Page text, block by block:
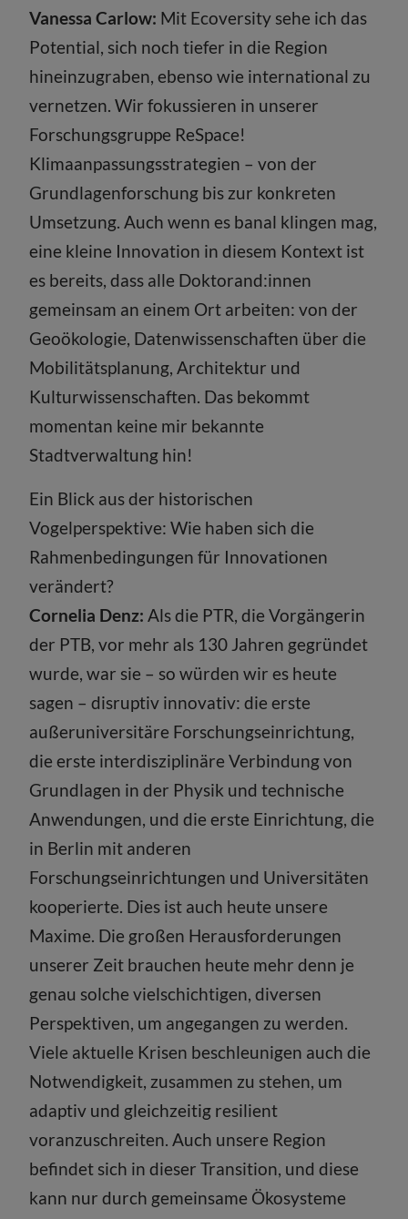
Vanessa Carlow: Mit Ecoversity sehe ich das
Potential, sich noch tiefer in die Region
hineinzugraben, ebenso wie international zu
vernetzen. Wir fokussieren in unserer
Forschungsgruppe ReSpace!
Klimaanpassungsstrategien – von der
Grundlagenforschung bis zur konkreten
Umsetzung. Auch wenn es banal klingen mag,
eine kleine Innovation in diesem Kontext ist
es bereits, dass alle Doktorand:innen
gemeinsam an einem Ort arbeiten: von der
Geoökologie, Datenwissenschaften über die
Mobilitätsplanung, Architektur und
Kulturwissenschaften. Das bekommt
momentan keine mir bekannte
Stadtverwaltung hin!
Ein Blick aus der historischen
Vogelperspektive: Wie haben sich die
Rahmenbedingungen für Innovationen
verändert?
Cornelia Denz:Als die PTR, die Vorgängerin
der PTB, vor mehr als 130 Jahren gegründet
wurde, war sie – so würden wir es heute
sagen – disruptiv innovativ: die erste
außeruniversitäre Forschungseinrichtung,
die erste interdisziplinäre Verbindung von
Grundlagen in der Physik und technische
Anwendungen, und die erste Einrichtung, die
in Berlin mit anderen
Forschungseinrichtungen und Universitäten
kooperierte. Dies ist auch heute unsere
Maxime. Die großen Herausforderungen
unserer Zeit brauchen heute mehr denn je
genau solche vielschichtigen, diversen
Perspektiven, um angegangen zu werden.
Viele aktuelle Krisen beschleunigen auch die
Notwendigkeit, zusammen zu stehen, um
adaptiv und gleichzeitig resilient
voranzuschreiten. Auch unsere Region
befindet sich in dieser Transition, und diese
kann nur durch gemeinsame Ökosysteme